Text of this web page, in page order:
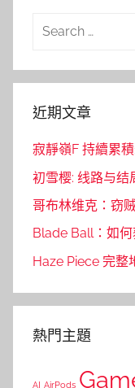
Search
近期文章
寂靜嶺F 持續累
初雪樱: 线路与结
哥布林维克：窃
Blade Ball：如
Haze Piece 完整
熱門主題
AI AirPods